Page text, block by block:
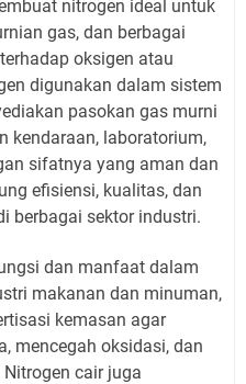
nitrogen ideal untuk
gas, dan berbagai
oksigen atau
digunakan dalam sistem
pasokan gas murni
kendaraan, laboratorium,
sifatnya yang aman dan
efisiensi, kualitas, dan
berbagai sektor industri.
dan manfaat dalam
makanan dan minuman,
kemasan agar
mencegah oksidasi, dan
cair juga